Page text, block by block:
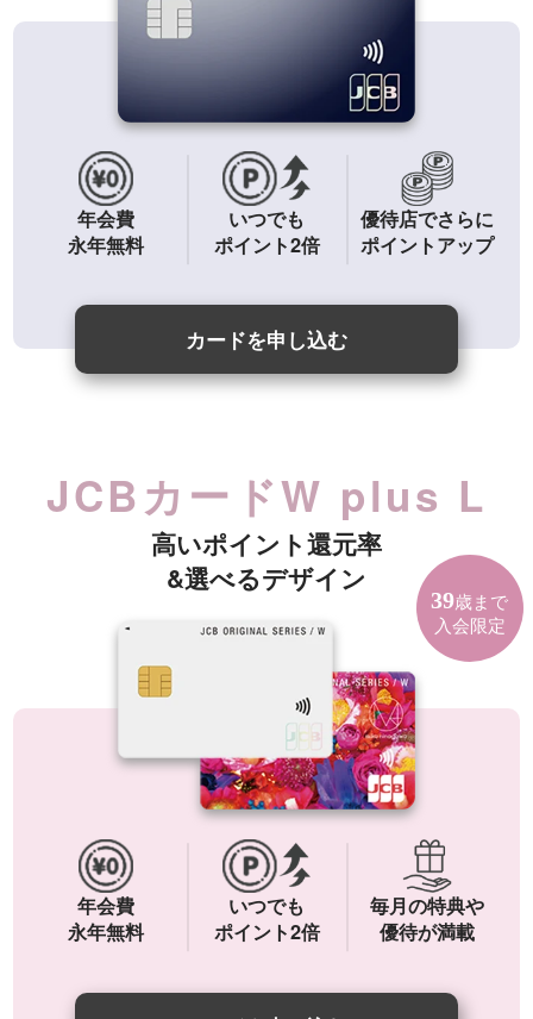
年会費
永年無料
いつでも
ポイント2倍
優待店でさらに
ポイントアップ
カードを申し込む
JCBカードW plus L
高いポイント還元率
&選べるデザイン
39歳まで
入会限定
年会費
永年無料
いつでも
ポイント2倍
毎月の特典や
優待が満載